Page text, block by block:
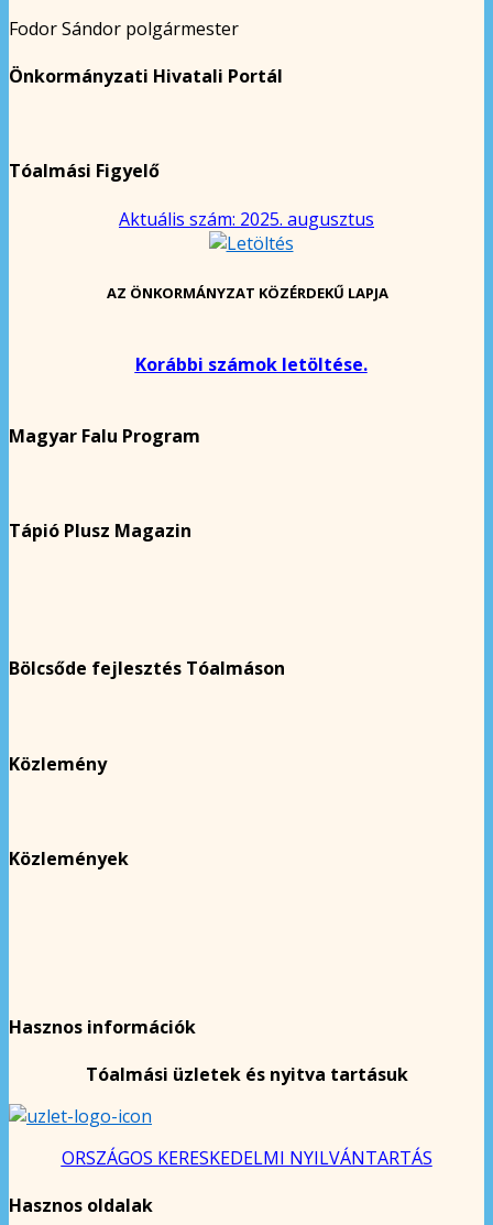
Fodor Sándor polgármester
Önkormányzati Hivatali Portál
Tóalmási Figyelő
Aktuális szám: 2025. augusztus
AZ ÖNKORMÁNYZAT KÖZÉRDEKŰ LAPJA
Korábbi számok letöltése.
Magyar Falu Program
Tápió Plusz Magazin
Bölcsőde fejlesztés Tóalmáson
Közlemény
Közlemények
Hasznos információk
Tóalmási üzletek és nyitva tartásuk
ORSZÁGOS KERESKEDELMI NYILVÁNTARTÁS
Hasznos oldalak